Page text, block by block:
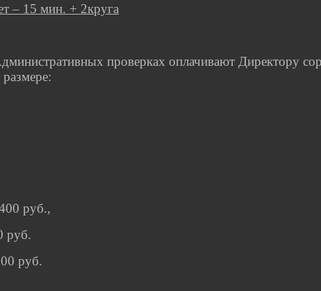
– 15 мин. + 2круга
проверках оплачивают Директору
размере:
руб.,
руб.
руб.